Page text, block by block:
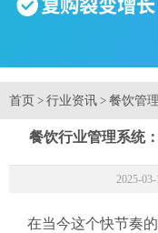
首页 > 行业资讯 > 餐饮管
餐饮行业管理系统
2025-
在当今这个快节奏